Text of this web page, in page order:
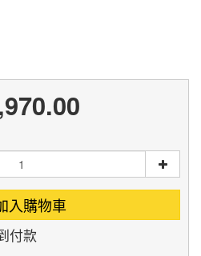
入購物車
付款